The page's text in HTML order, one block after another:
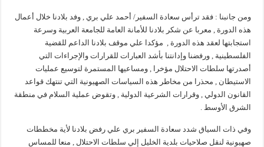
ومن جانبنا : فقد ترأس سعادة السفير/ أحمد علي بري , وفد بلادنا خلال أعمال
هذه الدورة , معربا عن شكر بلادنا للأمانة العامة للجامعة العربية وسرعة
استجابتها لعقد هذه الدورة , مؤكدا علي موقف بلادنا الداعم للقضية
الفلسطينية , ورفضنا وإدانتنا بأشد العبارات للقرارات والإجراءات التي
أصدرتها سلطات الاحتلال مؤخرا , ومساعيها المستمرة لتوسيع عمليات
الاستيطان , محذرا من مخاطر هذه السياسات الصهيونية التي تنتهك قواعد
القانون الدولي , وقرارات الشرعية الدولية , وتقوض عملية السلام في منطقة
الشرق الأوسط .
وفي ذات السياق شدد سعادة السفير بري علي رفض بلادنا لأية مخططات
صهيونية لنقل صلاحيات بلدية الخليل إلي سلطات الاحتلال , منعا للمساس